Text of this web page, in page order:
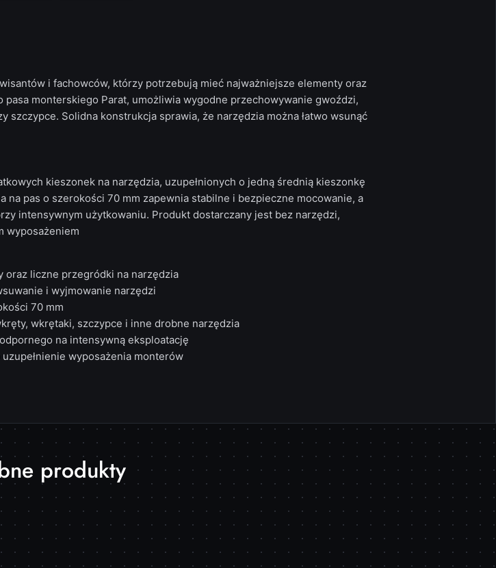
i fachowców, którzy potrzebują mieć najważniejsze elementy oraz
monterskiego Parat, umożliwia wygodne przechowywanie gwoździ,
Solidna konstrukcja sprawia, że narzędzia można łatwo wsunąć
kieszonek na narzędzia, uzupełnionych o jedną średnią kieszonkę
na pas o szerokości 70 mm zapewnia stabilne i bezpieczne mocowanie, a
intensywnym użytkowaniu. Produkt dostarczany jest bez narzędzi,
wyposażeniem
liczne przegródki na narzędzia
i wyjmowanie narzędzi
70 mm
wkrętaki, szczypce i inne drobne narzędzia
na intensywną eksploatację
wyposażenia monterów
produkty